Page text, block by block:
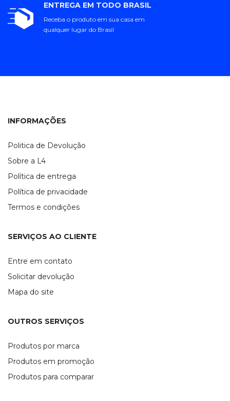
ENTREGA EM TODO BRASIL
Receba o produto em sua casa em
qualquer lugar do Brasil
INFORMAÇÕES
Politica de Devolução
Sobre a L4
Política de entrega
Política de privacidade
Termos e condições
SERVIÇOS AO CLIENTE
Entre em contato
Solicitar devolução
Mapa do site
OUTROS SERVIÇOS
Produtos por marca
Produtos em promoção
Produtos para comparar